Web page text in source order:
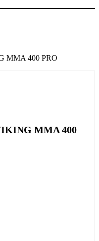
MMA 400 PRO
MMA 400